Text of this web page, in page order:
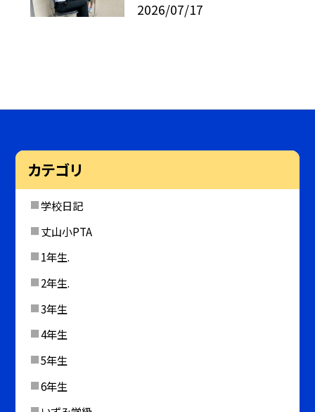
2026/07/17
カテゴリ
学校日記
丈山小PTA
1年生.
2年生.
3年生
4年生
5年生
6年生